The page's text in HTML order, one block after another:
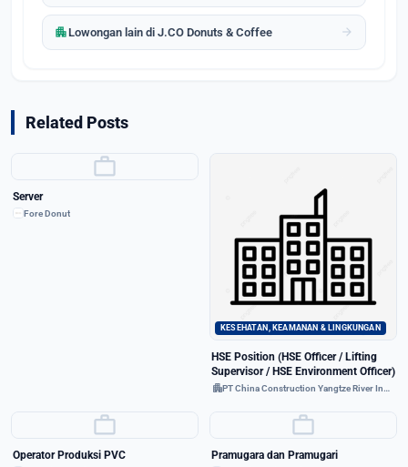
apartmentLowongan lain di J.CO Donuts & Coffee arrow_forward
Related Posts
work
Server
Fore Donut
KESEHATAN, KEAMANAN & LINGKUNGAN
HSE Position (HSE Officer / Lifting
Supervisor / HSE Environment Officer)
apartment PT China Construction Yangtze River Indonesia
work
Operator Produksi PVC
work
Pramugara dan Pramugari